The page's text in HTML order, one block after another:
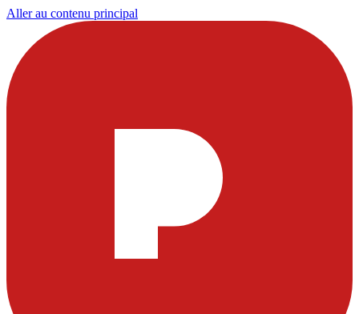
Aller au contenu principal